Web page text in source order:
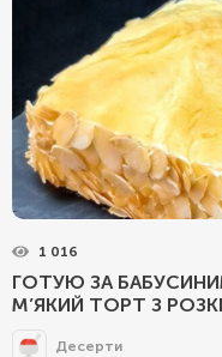
1 016
ГОТУЮ ЗА
М’ЯКИЙ ТОРТ З
Десерти